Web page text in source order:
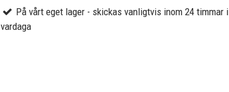
På vårt eget lager - skickas vanligtvis inom 24 timmar i
vardaga